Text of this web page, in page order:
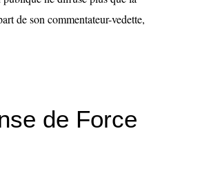
de son commentateur-vedette,
de Force